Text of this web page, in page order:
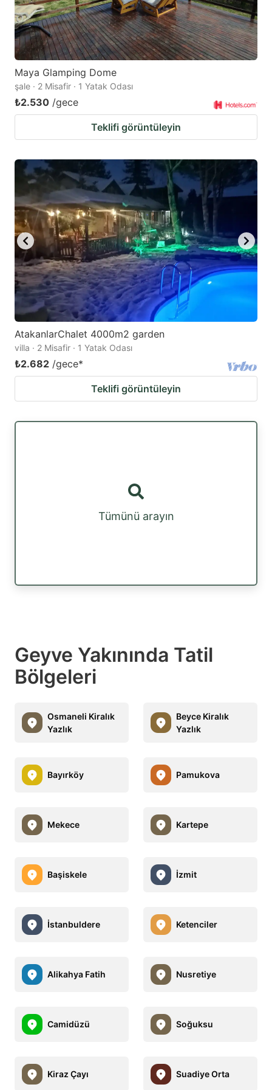
Maya Glamping Dome
şale · 2 Misafir · 1 Yatak Odası
₺2.530 /gece
Teklifi görüntüleyin
AtakanlarChalet 4000m2 garden
villa · 2 Misafir · 1 Yatak Odası
₺2.682 /gece*
Teklifi görüntüleyin
Tümünü arayın
Geyve Yakınında Tatil
Bölgeleri
Osmaneli Kiralık
Yazlık
Beyce Kiralık
Yazlık
Bayırköy Pamukova
Mekece Kartepe
Başiskele İzmit
İstanbuldere Ketenciler
Alikahya Fatih Nusretiye
Camidüzü Soğuksu
Kiraz Çayı Suadiye Orta